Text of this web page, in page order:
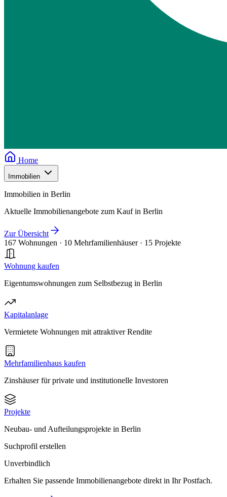
Home
Immobilien
Immobilien in Berlin
Aktuelle Immobilienangebote zum Kauf in Berlin
Zur Übersicht
167 Wohnungen · 10 Mehrfamilienhäuser · 15 Projekte
Wohnung kaufen
Eigentumswohnungen zum Selbstbezug in Berlin
Kapitalanlage
Vermietete Wohnungen mit attraktiver Rendite
Mehrfamilienhaus kaufen
Zinshäuser für private und institutionelle Investoren
Projekte
Neubau- und Aufteilungsprojekte in Berlin
Suchprofil erstellen
Unverbindlich
Erhalten Sie passende Immobilienangebote direkt in Ihr Postfach.